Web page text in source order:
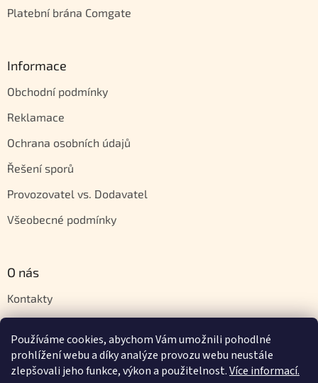
Používáme cookies, abychom Vám umožnili pohodlné
prohlížení webu a díky analýze provozu webu neustále
zlepšovali jeho funkce, výkon a použitelnost.Více informací.
Platební brána Comgate
Informace
Obchodní podmínky
Reklamace
Ochrana osobních údajů
Řešení sporů
Provozovatel vs. Dodavatel
Všeobecné podmínky
O nás
Kontakty
Napište nám